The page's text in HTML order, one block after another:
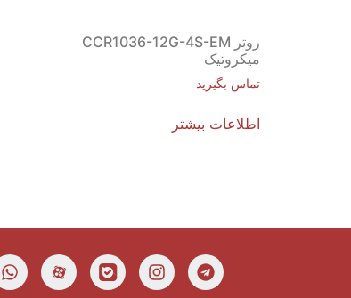
روتر CCR1036-12G-4S-EM
میکروتیک
تماس بگیرید
اطلاعات بیشتر